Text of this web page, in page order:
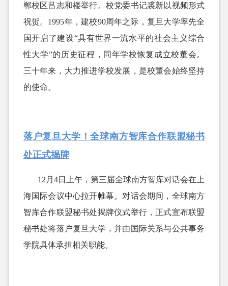
郸校区吕志和楼举行。校党委书记裘新以视频形式
祝贺。1995年，建校90周年之际，复旦大学率先全
国开启了建设“具有世界一流水平的社会主义综合
性大学”的历史征程，同年学校恢复成立校董会。
三十年来，大力推进学校发展，是校董会始终坚持
的使命。
落户复旦大学！全球南方智库合作联盟秘书
处正式揭牌
12月4日上午，第三届全球南方智库对话会在上
海国际会议中心拉开帷幕。对话会期间，全球南方
智库合作联盟秘书处揭牌仪式举行，正式宣布联盟
秘书处将落户复旦大学，并由国际关系与公共事务
学院具体承担相关职能。